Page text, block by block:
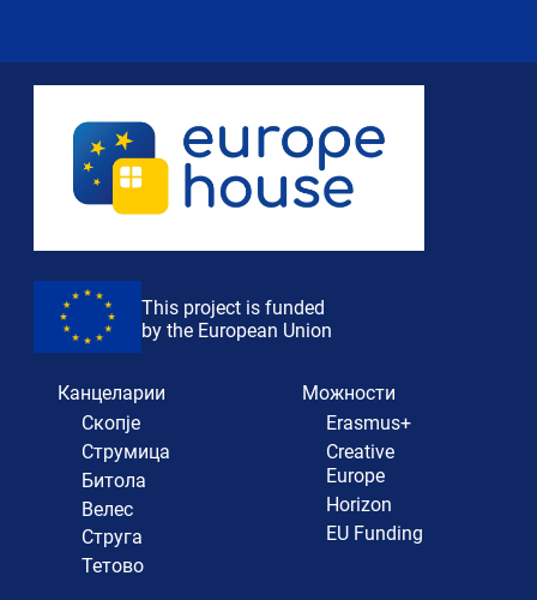
This project is funded
by the European Union
Канцеларии
Скопје
Струмица
Битола
Велес
Струга
Тетово
Можности
Erasmus+
Creative
Europe
Horizon
EU Funding